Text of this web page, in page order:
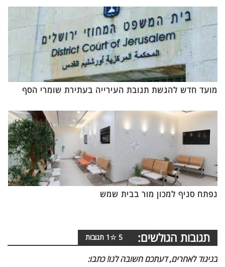
מועד חדש להגשת תגובת העירייה בעתירת שומרי הסף
נפתח סניף למכון מור בבית שמש
תגובות הגולשים: 5
☆
1 תגובות
בניגוד לאחרים, דעתכם חשובה לנו! כתבו: